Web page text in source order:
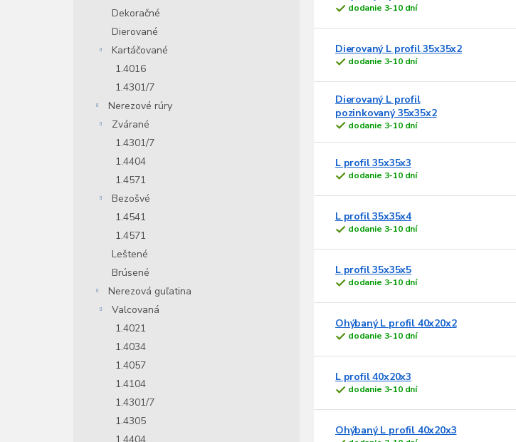
Dekoračné
Dierované
Kartáčované
1.4016
1.4301/7
Nerezové rúry
Zvárané
1.4301/7
1.4404
1.4571
Bezošvé
1.4541
1.4571
Leštené
Brúsené
Nerezová guľatina
Valcovaná
1.4021
1.4034
1.4057
1.4104
1.4301/7
1.4305
dodanie 3-10 dní
Dierovaný L profil 35x35x2
dodanie 3-10 dní
Dierovaný L profil
pozinkovaný 35x35x2
dodanie 3-10 dní
L profil 35x35x3
dodanie 3-10 dní
L profil 35x35x4
dodanie 3-10 dní
L profil 35x35x5
dodanie 3-10 dní
Ohýbaný L profil 40x20x2
dodanie 3-10 dní
L profil 40x20x3
dodanie 3-10 dní
Ohýbaný L profil 40x20x3